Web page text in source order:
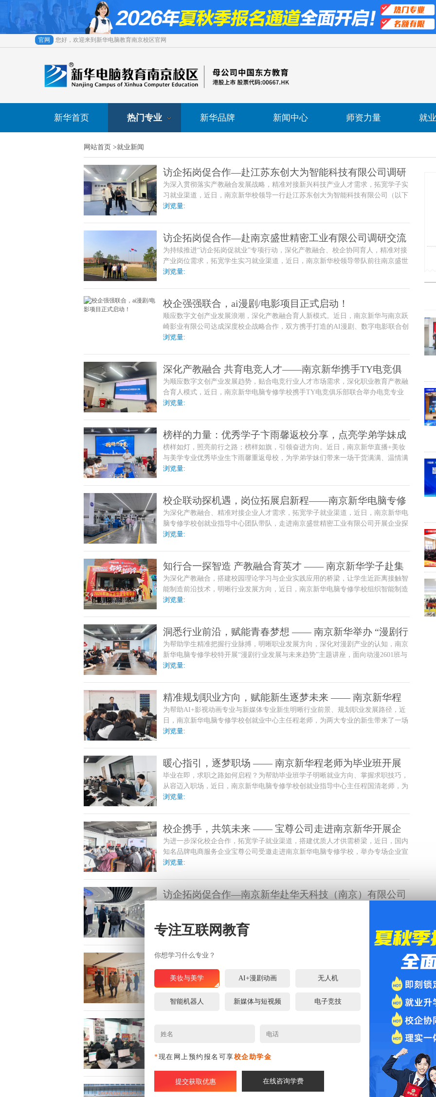
官网 您好，欢迎来到新华电脑教育南京校区官网
新华首页 热门专业 新华品牌 新闻中心 师资力量 就
网站首页 >就业新闻
访企拓岗促合作—赴江苏东创大为智能科技有限公司调研
交流
为深入贯彻落实产教融合发展战略，精准对接新兴科技产业人才需求，拓宽学子实
习就业渠道，近日，南京新华校领导一行赴江苏东创大为智能科技有限公司（以下
简称“东创大为”）开展访企拓岗专项调研交流活动。双方围绕校企协同育人、实习
浏览量:
访企拓岗促合作—赴南京盛世精密工业有限公司调研交流
为持续推进“访企拓岗促就业”专项行动，深化产教融合、校企协同育人，精准对接
产业岗位需求，拓宽学生实习就业渠道，近日，南京新华校领导带队前往南京盛世
精密工业有限公司开展调研交流，学校创就业指导中心负责人一同参与走访。南京
浏览量:
校企强强联合，ai漫剧/电影项目正式启动！
顺应数字文创产业发展浪潮，深化产教融合育人新模式。近日，南京新华与南京跃
崎影业有限公司达成深度校企战略合作，双方携手打造的AI漫剧、数字电影联合创
作项目正式启动。校企双
浏览量:
深化产教融合 共育电竞人才——南京新华携手TY电竞俱
乐部开展专业企业研讨会
为顺应数字文创产业发展趋势，贴合电竞行业人才市场需求，深化职业教育产教融
合育人模式，近日，南京新华电脑专修学校携手TY电竞俱乐部联合举办电竞专业
企业研讨会。校方专业教研团队、教学负责人与TY电竞俱乐部行业导师、运营管
竞技能人才。
浏览量:
榜样的力量：优秀学子卞雨馨返校分享，点亮学弟学妹成
长路
榜样如灯，照亮前行之路；榜样如旗，引领奋进方向。近日，南京新华直播+美妆
与美学专业优秀毕业生卞雨馨重返母校，为学弟学妹们带来一场干货满满、温情满
满的主题演讲。她以自身成长经历为蓝本，分享求学心得与行业经验，用榜样力量
浏览量:
校企联动探机遇，岗位拓展启新程——南京新华电脑专修
学校探访南京盛世精密工业有限公司
为深化产教融合、精准对接企业人才需求，拓宽学子就业渠道，近日，南京新华电
脑专修学校创就业指导中心团队带队，走进南京盛世精密工业有限公司开展企业探
访活动，双方围绕岗位拓展、人才培养、校企合作深化等核心议题展开深入交流，
浏览量:
知行合一探智造 产教融合育英才 —— 南京新华学子赴集
萃智造研学实践
为深化产教融合，搭建校园理论学习与企业实践应用的桥梁，让学生近距离接触智
能制造前沿技术，明晰行业发展方向，近日，南京新华电脑专修学校组织智能制造
2601班、智能制造2401班学子，前往江苏集萃智能制造技术有限公司开展专项研学
浏览量:
洞悉行业前沿，赋能青春梦想 —— 南京新华举办 “漫剧行
业发展与未来趋势” 专题讲座
为帮助学生精准把握行业脉搏，明晰职业发展方向，深化对漫剧产业的认知，南京
新华电脑专修学校特开展“漫剧行业发展与未来趋势”主题讲座，面向动漫2601班与
新媒体2601班学生，带来一场行业前沿与校园教学深度融合的知识盛宴。
浏览量:
精准规划职业方向，赋能新生逐梦未来 —— 南京新华程
老师开展新生就业解读专题讲座
为帮助AI+影视动画专业与新媒体专业新生明晰行业前景、规划职业发展路径，近
日，南京新华电脑专修学校创就业中心主任程老师，为两大专业的新生带来了一场
干货满满的就业解读专题讲座。整场讲座立足行业前沿、贴合专业特色，为初入校
浏览量:
暖心指引，逐梦职场 —— 南京新华程老师为毕业班开展
就业指导讲座
毕业在即，求职之路如何启程？为帮助毕业班学子明晰就业方向、掌握求职技巧，
从容迈入职场，近日，南京新华电脑专修学校创就业指导中心主任程国清老师，为
即将毕业的学子们带来了一场干货满满、温暖务实的就业指导专题讲座，为同学们
浏览量:
校企携手，共筑未来 —— 宝尊公司走进南京新华开展企
业宣讲
为进一步深化校企合作，拓宽学子就业渠道，搭建优质人才供需桥梁，近日，国内
知名品牌电商服务企业宝尊公司受邀走进南京新华电脑专修学校，举办专场企业宣
讲会，为该校电子商务、直播运
浏览量:
访企拓岗促合作—南京新华赴华天科技（南京）有限公司
学团队一行赴华天科技（南京）有限公司开展“访企拓岗促合作”专项调研交流活
动，华天科技（南京）有限公司相关负责人热情接待了调研团队。
浏览量:
调研南京江北扬子江产业园如何以AIGC重塑数字视听产
业新生态
数字浪潮奔涌向前，AIGC（人工智能生成内容）作为新质生产力的重要代表，正
以颠覆性力量重塑数字视听产业的生产模式、传播路径与价值边界。为深入探究
AIGC技术如何推动数字视听产业高质量发展，挖掘产业创新实践经验，近日，我
校程老师深入南京江北扬子江数字视听产业园（以下简称“扬子江产业园”），开展
了以“AIGC重塑数字视听产业新生态”为主题的专项调研，实地走访园区企业、对
话行业从业者，解锁技术赋能产业的密码，为我校相关学科建设与人才培养提供鲜
活的实践参考。
锚定职业航向 赋能智造未来——南京新华程老师为智能制
造专业学子开展就业指导课
“在智能制造行业转型升级的浪潮中，清晰的职业规划是破局的关键，过硬的综合
能力是远航的底气。”近日，南京新华电脑专修学校创就业指导中心的程老师，为
该校智能制造专业的学子们带来了一场主题鲜明、干货满满的就业指导课。课堂
上，程老师结合自身多年企业人力资源管理与职业指导经验，将行业趋势、岗位需
求与求职实战技巧深度融合，为即将踏入职场的学子们拨开职业迷雾，点亮前行灯
塔。
浏览量:
科技筑梦 知行致远——南京新华学子走进集萃智造解
专注互联网教育
你想学习什么专业？
美妆与美学 AI+漫剧动画 无人机
智能机器人 新媒体与短视频 电子竞技
*现在网上预约报名可享校企助学金
在线咨询学费